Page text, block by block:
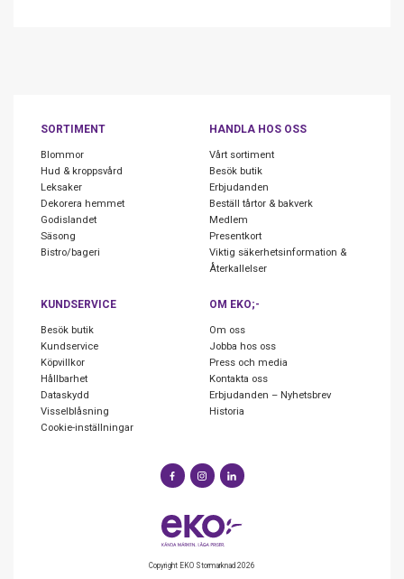
SORTIMENT
Blommor
Hud & kroppsvård
Leksaker
Dekorera hemmet
Godislandet
Säsong
Bistro/bageri
HANDLA HOS OSS
Vårt sortiment
Besök butik
Erbjudanden
Beställ tårtor & bakverk
Medlem
Presentkort
Viktig säkerhetsinformation &
Återkallelser
KUNDSERVICE
Besök butik
Kundservice
Köpvillkor
Hållbarhet
Dataskydd
Visselblåsning
Cookie-inställningar
OM EKO;-
Om oss
Jobba hos oss
Press och media
Kontakta oss
Erbjudanden – Nyhetsbrev
Historia
Copyright EKO Stormarknad 2026